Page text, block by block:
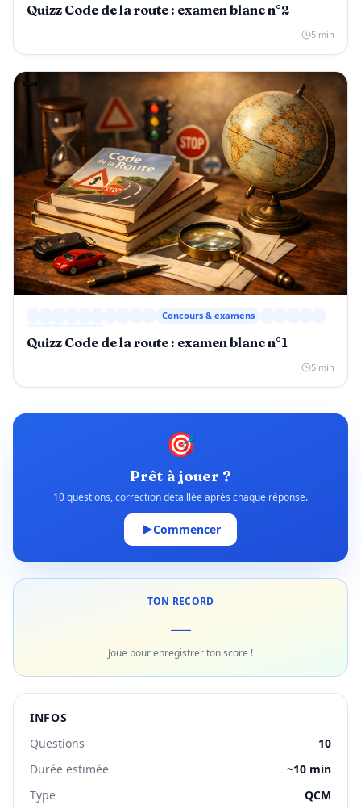
Quizz Code de la route : examen blanc n°2
5 min
Concours & examens
Quizz Code de la route : examen blanc n°1
5 min
🎯
Prêt à jouer ?
10 questions, correction détaillée après chaque réponse.
Commencer
TON RECORD
—
Joue pour enregistrer ton score !
INFOS
Questions
10
Durée estimée
~10 min
Type
QCM